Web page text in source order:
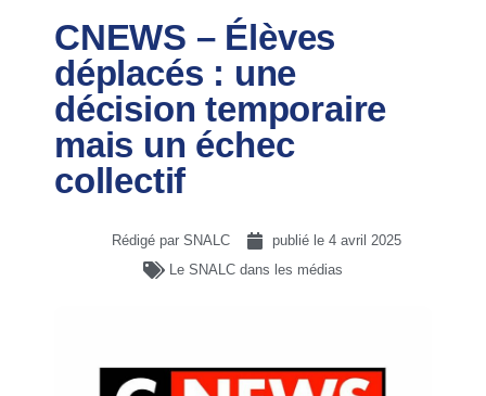
CNEWS – Élèves
déplacés : une
décision temporaire
mais un échec
collectif
Rédigé par SNALC publié le 4 avril 2025
Le SNALC dans les médias